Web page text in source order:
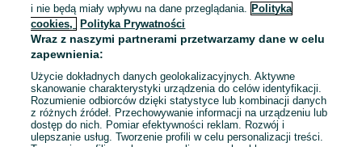
Pasek wielorowkowy JCB
Fastrac
Pruszków
05 sierpnia 2026
i nie będą miały wpływu na dane przeglądania. Polityka
cookies,
Polityka Prywatności
Wraz z naszymi partnerami przetwarzamy dane w celu
zapewnienia:
Użycie dokładnych danych geolokalizacyjnych. Aktywne
skanowanie charakterystyki urządzenia do celów identyfikacji.
Rozumienie odbiorców dzięki statystyce lub kombinacji danych
z różnych źródeł. Przechowywanie informacji na urządzeniu lub
dostęp do nich. Pomiar efektywności reklam. Rozwój i
ulepszanie usług. Tworzenie profili w celu personalizacji treści.